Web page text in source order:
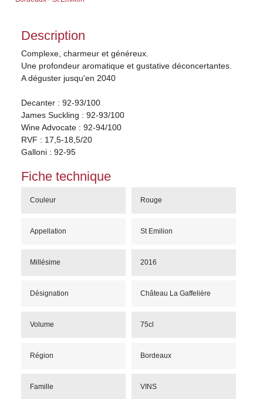
Description
Complexe, charmeur et généreux.
Une profondeur aromatique et gustative déconcertantes.
A déguster jusqu'en 2040
Decanter : 92-93/100
James Suckling : 92-93/100
Wine Advocate : 92-94/100
RVF : 17,5-18,5/20
Galloni : 92-95
Fiche technique
Couleur Rouge
Appellation St Emilion
Millésime 2016
Désignation Château La Gaffelière
Volume 75cl
Région Bordeaux
Famille VINS